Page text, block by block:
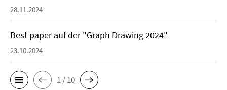
28.11.2024
Best paper auf der "Graph Drawing 2024"
23.10.2024
1 / 10